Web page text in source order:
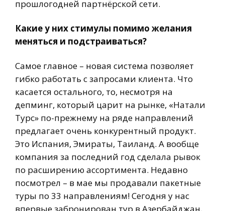
прошлогодней партнёрской сети.
Какие у них стимулы помимо желания
меняться и подстраиваться?
Самое главное – новая система позволяет
гибко работать с запросами клиента. Что
касается остального, то, несмотря на
депминг, который царит на рынке, «Натали
Турс» по-прежнему на ряде направлений
предлагает очень конкурентный продукт.
Это Испания, Эмираты, Таиланд. А вообще
компания за последний год сделала рывок
по расширению ассортимента. Недавно
посмотрел – в мае мы продавали пакетные
туры по 33 направлениям! Сегодня у нас
впервые забронирован тур в Азербайджан.